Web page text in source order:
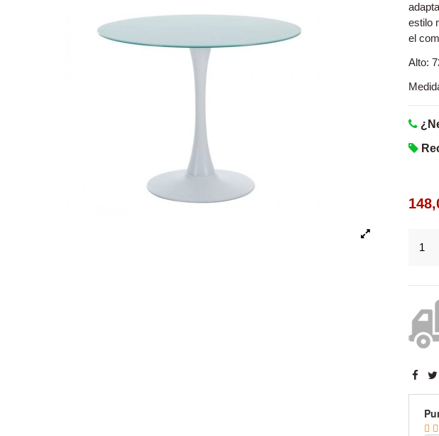
estilo
el
Alto: